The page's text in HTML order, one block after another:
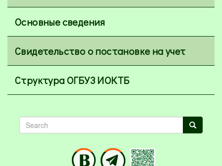
Основные сведения
Свидетельство о постановке на учет
Структура ОГБУЗ ИОКТБ
Search Search